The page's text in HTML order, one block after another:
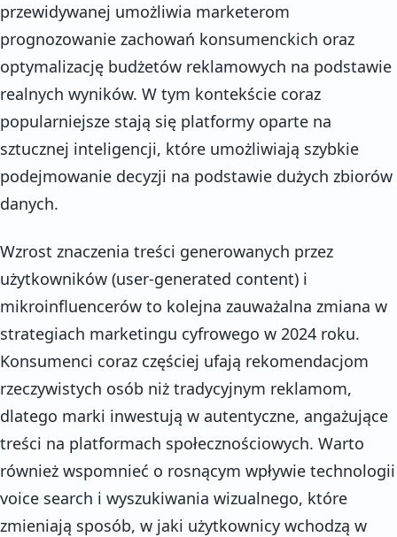
przewidywanej umożliwia marketerom
prognozowanie zachowań konsumenckich oraz
optymalizację budżetów reklamowych na podstawie
realnych wyników. W tym kontekście coraz
popularniejsze stają się platformy oparte na
sztucznej inteligencji, które umożliwiają szybkie
podejmowanie decyzji na podstawie dużych zbiorów
danych.
Wzrost znaczenia treści generowanych przez
użytkowników (user-generated content) i
mikroinfluencerów to kolejna zauważalna zmiana w
strategiach marketingu cyfrowego w 2024 roku.
Konsumenci coraz częściej ufają rekomendacjom
rzeczywistych osób niż tradycyjnym reklamom,
dlatego marki inwestują w autentyczne, angażujące
treści na platformach społecznościowych. Warto
również wspomnieć o rosnącym wpływie technologii
voice search i wyszukiwania wizualnego, które
zmieniają sposób, w jaki użytkownicy wchodzą w